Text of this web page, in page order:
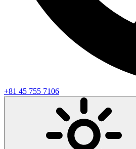
+81 45 755 7106